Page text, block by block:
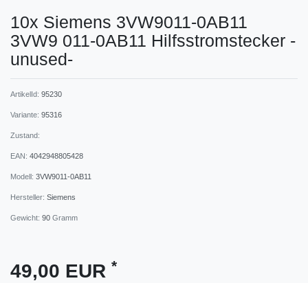
10x Siemens 3VW9011-0AB11
3VW9 011-0AB11 Hilfsstromstecker -
unused-
ArtikelId: 95230
Variante: 95316
Zustand:
EAN: 4042948805428
Modell: 3VW9011-0AB11
Hersteller: Siemens
Gewicht: 90 Gramm
49,00 EUR *